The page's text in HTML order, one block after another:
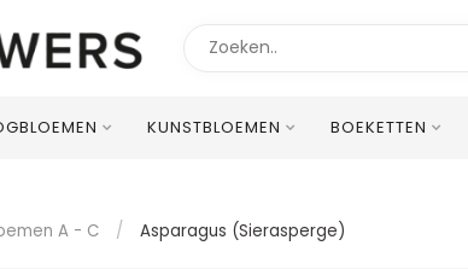
KUNSTBLOEMEN BOEKETTEN
A - C / Asparagus (Sierasperge)